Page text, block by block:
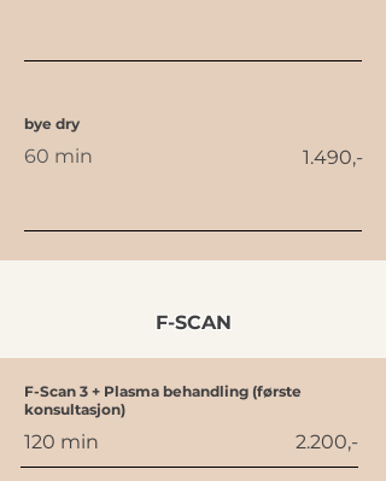
bye dry
60 min 1.490,-
F-SCAN
F-Scan 3 + Plasma behandling (første
konsultasjon)
120 min 2.200,-